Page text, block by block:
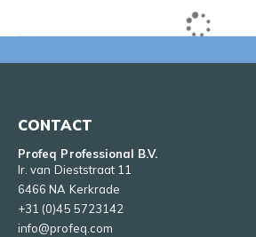
CONTACT
Profeq Professional B.V.
Ir. van Dieststraat 11
6466 NA Kerkrade
+31 (0)45 5723142
info@profeq.com